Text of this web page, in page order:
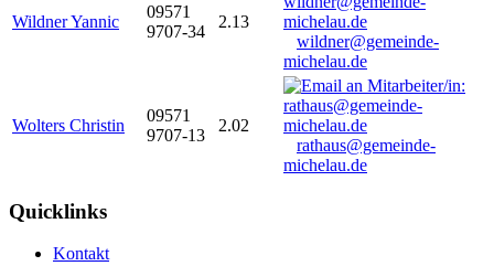
Wildner Yannic
09571
9707-34
2.13
wildner@gemeinde-
michelau.de
Wolters Christin
09571
9707-13
2.02
rathaus@gemeinde-
michelau.de
Quicklinks
Kontakt